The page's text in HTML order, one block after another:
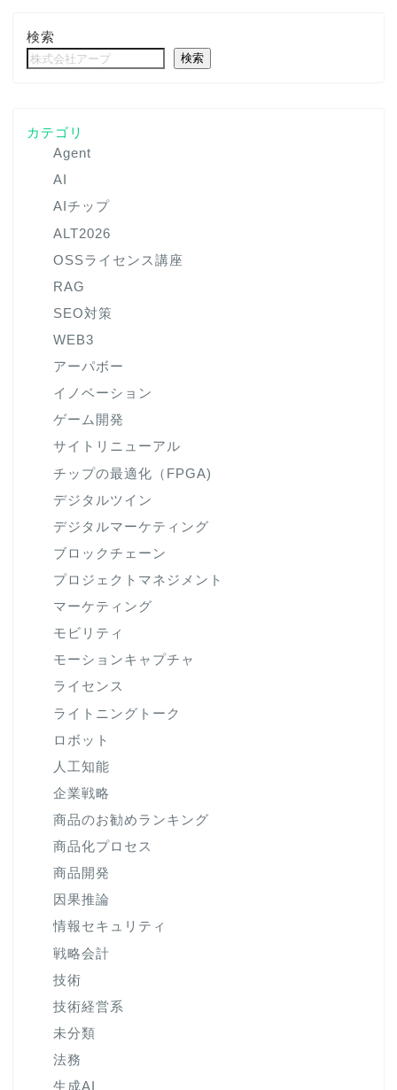
検索
検索
カテゴリ
Agent
AI
AIチップ
ALT2026
OSSライセンス講座
RAG
SEO対策
WEB3
アーパボー
イノベーション
ゲーム開発
サイトリニューアル
チップの最適化（FPGA)
デジタルツイン
デジタルマーケティング
ブロックチェーン
プロジェクトマネジメント
マーケティング
モビリティ
モーションキャプチャ
ライセンス
ライトニングトーク
ロボット
人工知能
企業戦略
商品のお勧めランキング
商品化プロセス
商品開発
因果推論
情報セキュリティ
戦略会計
技術
技術経営系
未分類
法務
生成AI